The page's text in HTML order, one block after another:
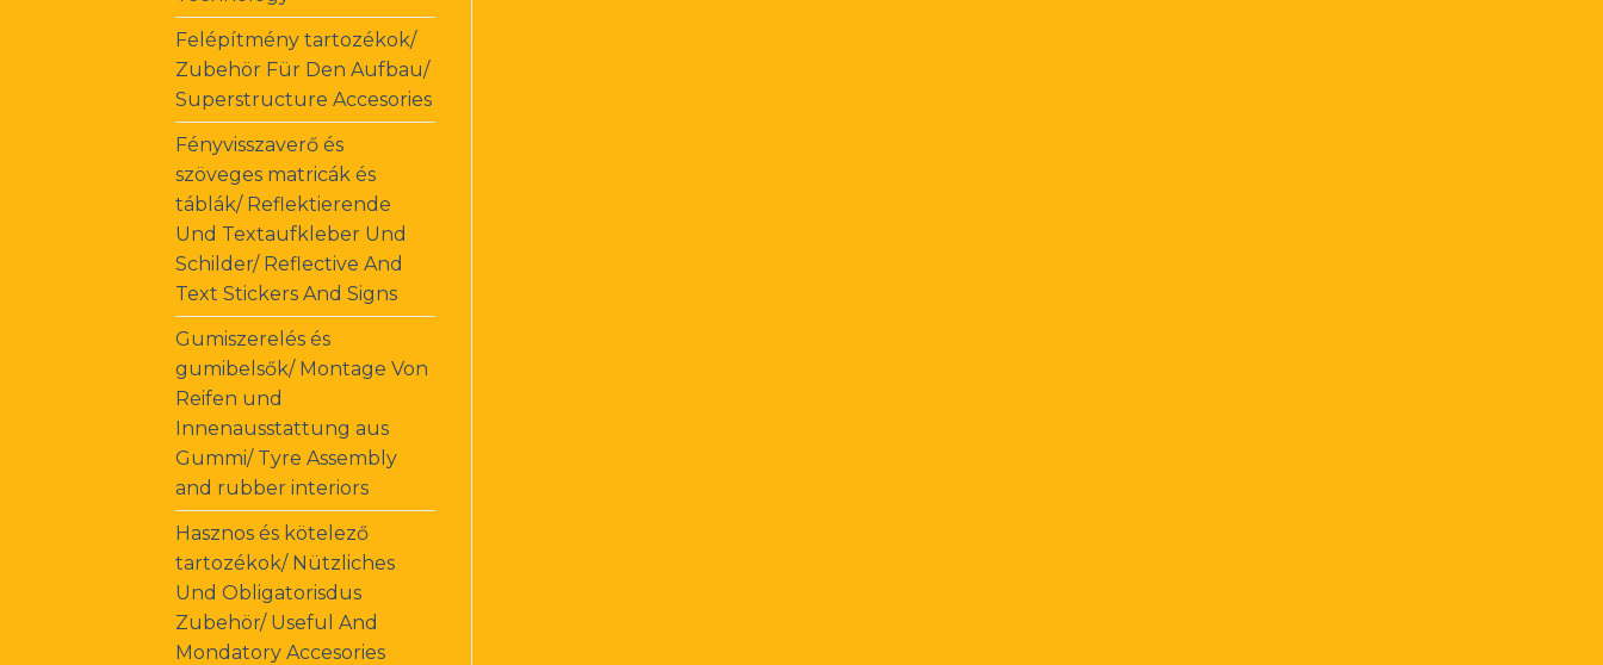
Felépítmény tartozékok/
Zubehör Für Den Aufbau/
Superstructure Accesories
Fényvisszaverő és
szöveges matricák és
táblák/ Reflektierende
Und Textaufkleber Und
Schilder/ Reflective And
Text Stickers And Signs
Gumiszerelés és
gumibelsők/ Montage Von
Reifen und
Innenausstattung aus
Gummi/ Tyre Assembly
and rubber interiors
Hasznos és kötelező
tartozékok/ Nützliches
Und Obligatorisdus
Zubehör/ Useful And
Mondatory Accesories